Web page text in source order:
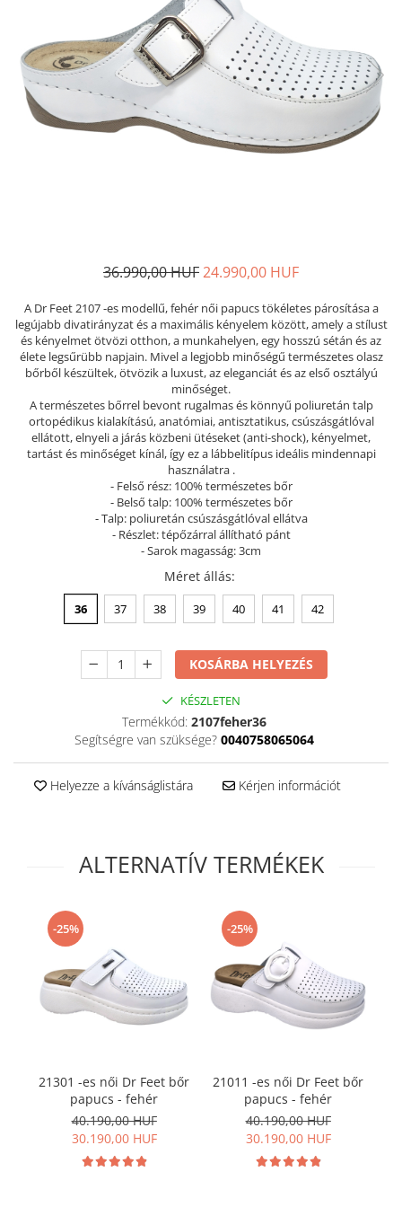
Női nyitott papucs - DOSS
Női szandál - DOSS
Férfi nyitott papucs - DOSS
Házi papucs - DOSS
PIUMETTA - gördülő talpú lábbeli
MEDI+ LÁBBELI
Női csukott papucs - Leon
Férfi csukott papucs - Leon
Női nyitott papucs - Leon
Női szandál - Leon
Férfi nyitott papucs
NYÁRI NŐI LÁBBELI KOLLEKCIÓ
Szandál
Papucs
NYARI FÉRFI LÁBBELI KOLLEKCIÓ
GYEREK SZANDÁL ÉS PAPUCS
STERILIZÁLHATÓ KLUMPA
TÉLI GYAPJÚ PAPUCSOK - női és
KIVEHETŐ TALPBETÉTES KLUMPA
BÜTYKÖS LÁBRA VALÓ PAPUCS
MUNKAVÉDELMI TANUSÍTVÁNNYAL
rendelkező termék
36.990,00 HUF24.990,00 HUF
A Dr Feet 2107 -es modellű, fehér női papucs tökéletes párosítása a
legújabb divatirányzat és a maximális kényelem között, amely a stílust
és kényelmet ötvözi otthon, a munkahelyen, egy hosszú sétán és az
élete legsűrübb napjain. Mivel a legjobb minőségű természetes olasz
bőrből készültek, ötvözik a luxust, az eleganciát és az első osztályú
minőséget.
A természetes bőrrel bevont rugalmas és könnyű poliuretán talp
ortopédikus kialakítású, anatómiai, antisztatikus, csúszásgátlóval
ellátott, elnyeli a járás közbeni ütéseket (anti-shock), kényelmet,
tartást és minőséget kínál, így ez a lábbelitípus ideális mindennapi
használatra .
- Felső rész: 100% természetes bőr
- Belső talp: 100% természetes bőr
- Talp: poliuretán csúszásgátlóval ellátva
- Részlet: tépőzárral állítható pánt
- Sarok magasság: 3cm
Méret állás:
36 37 38 39 40 41 42
KOSÁRBA HELYEZÉS
KÉSZLETEN
Termékkód: 2107feher36
Segítségre van szüksége? 0040758065064
Helyezze a kívánságlistára Kérjen információt
ALTERNATÍV TERMÉKEK
-25%
21301 -es női Dr Feet bőr
papucs - fehér
40.190,00 HUF
30.190,00 HUF
-25%
21011 -es női Dr Feet bőr
papucs - fehér
40.190,00 HUF
30.190,00 HUF